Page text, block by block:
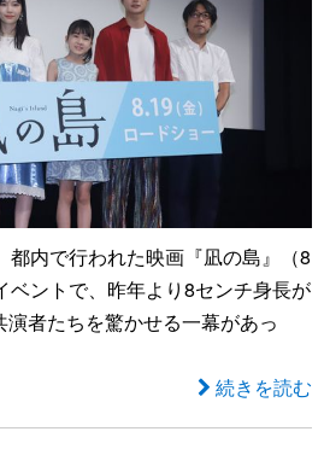
都内で行われた映画『凪の島』（8
ベントで、昨年より8センチ身長が
者たちを驚かせる一幕があっ
続きを読む